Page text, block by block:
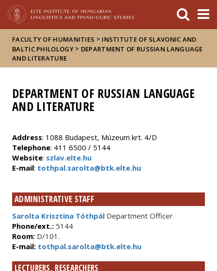
FACULTY OF HUMANITIES > INSTITUTE OF SLAVONIC AND
BALTIC PHILOLOGY > DEPARTMENT OF RUSSIAN LANGUAGE
AND LITERATURE
DEPARTMENT OF RUSSIAN LANGUAGE
AND LITERATURE
Address: 1088 Budapest, Múzeum krt. 4/D
Telephone: 411 6500 / 5144
Website: szlav.elte.hu
E-mail: tothpal.sarolta@btk.elte.hu
ADMINISTRATIVE STAFF
Sarolta Krisztina Tóthpál Department Officer
Phone/ext.: 5144
Room: D/101.
E-mail: tothpal.sarolta@btk.elte.hu
LECTURERS, RESEARCHERS